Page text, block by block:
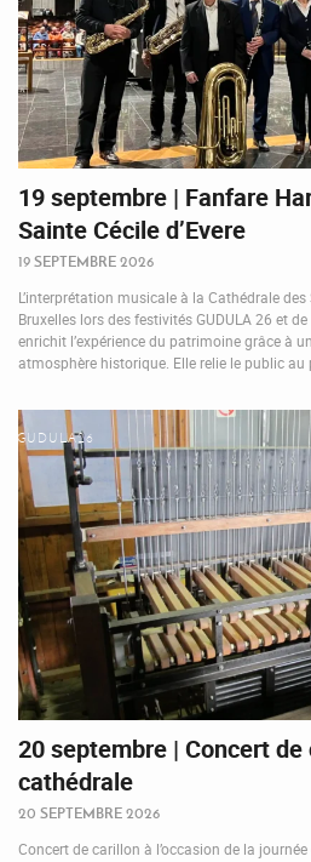
19 septembre | Fanfare
Sainte Cécile d’Evere
19 SEPTEMBRE 2026
L’interprétation musicale à la Cathédrale
Bruxelles lors des festivités GUDULA 26 et
enrichit l’expérience du patrimoine grâce à
atmosphère historique. Elle relie le public au
GUDULA26
20 septembre | Concert
cathédrale
20 SEPTEMBRE 2026
Concert de carillon à l’occasion de la